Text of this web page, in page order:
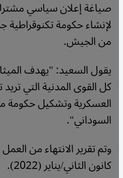
صياغة إعلان سياسي مشترك
لإنشاء حكومة تكنوقراطية
من الجيش.
يقول السعيد: "يهدف
كل القوى المدنية التي
العسكرية وتشكيل حكومة
السوداني".
وتم تقرير الانتهاء من
كانون الثاني/يناير (2022).